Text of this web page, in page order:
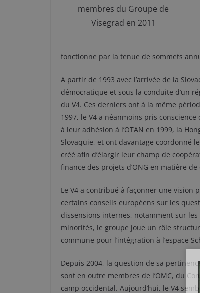
membres du Groupe de
Visegrad en 2011
fonctionne par la tenue de sommets
A partir de 1993 avec l’arrivée de la
démocratique et sous la conduite d’un
du V4. Ces derniers ont à la même
1997, le V4 a néanmoins pris
à leur adhésion à l’OTAN en 1999, la
Slovaquie, et ont davantage coordonné
créé afin d’élargir leur champ de
finance des projets d’ONG en matière
Le V4 a contribué à façonner une
certains conseils européens sur les
dissensions internes, notamment sur
minorités, le groupe joue un rôle
commune pour l’intégration à l’espace
Depuis 2004, la question de sa
sont en outre membres de l’OMC, du
camp occidental. Aujourd’hui, le V4